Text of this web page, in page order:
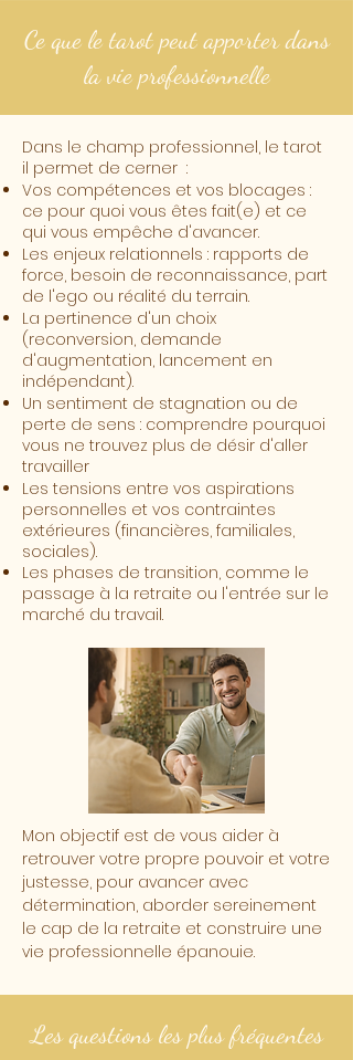
Ce que le tarot peut apporter dans
la vie professionnelle
Dans le champ professionnel, le tarot
il permet de cerner :​
Vos compétences et vos blocages :
ce pour quoi vous êtes fait(e) et ce
qui vous empêche d'avancer.
Les enjeux relationnels : rapports de
force, besoin de reconnaissance, part
de l'ego ou réalité du terrain.
La pertinence d'un choix
(reconversion, demande
d'augmentation, lancement en
indépendant).
Un sentiment de stagnation ou de
perte de sens : comprendre pourquoi
vous ne trouvez plus de désir d'aller
travailler
Les tensions entre vos aspirations
personnelles et vos contraintes
extérieures (financières, familiales,
sociales).
Les phases de transition, comme le
passage à la retraite ou l'entrée sur le
marché du travail.
Mon objectif est de vous aider à
retrouver votre propre pouvoir et votre
justesse, pour avancer avec
détermination, aborder sereinement
le cap de la retraite et construire une
vie professionnelle épanouie.
Les questions les plus fréquentes